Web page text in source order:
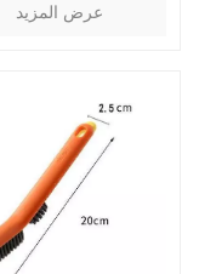
عرض المزيد